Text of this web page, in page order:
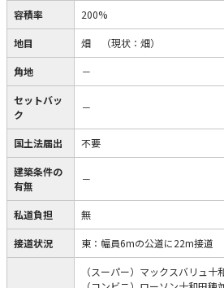
容積率 200%
地目 畑 （現状：畑）
角地 －
セットバッ
ク
－
国土法届出 不要
建築条件の
有無
－
私道負担 無
接道状況 東：幅員6mの公道に22m接道
（スーパー）マックスバリュ十